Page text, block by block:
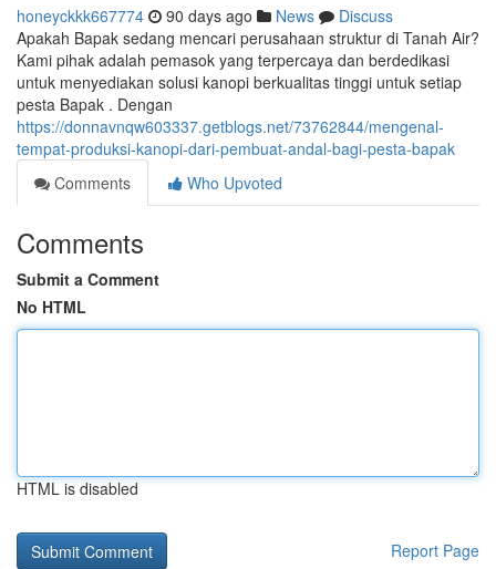
honeyckkk667774 90 days ago News
Discuss
Apakah Bapak sedang mencari perusahaan struktur di Tanah Air?
Kami pihak adalah pemasok yang terpercaya dan berdedikasi
untuk menyediakan solusi kanopi berkualitas tinggi untuk setiap
pesta Bapak . Dengan
https://donnavnqw603337.getblogs.net/73762844/mengenal-
tempat-produksi-kanopi-dari-pembuat-andal-bagi-pesta-bapak
Comments
Who Upvoted
Comments
Submit a Comment
No HTML
HTML is disabled
Report Page